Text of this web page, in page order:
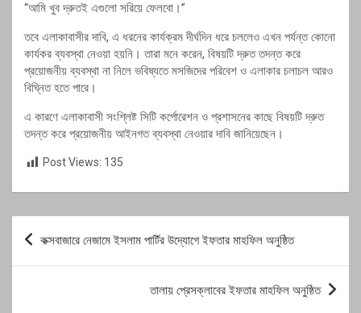
“আমি খুব দ্রুতই এগুলো সরিয়ে ফেলবো।”
তবে এলাকাবাসীর দাবি, এ ধরনের কার্যক্রম দীর্ঘদিন ধরে চললেও এখন পর্যন্ত কোনো
কার্যকর ব্যবস্থা নেওয়া হয়নি। তারা মনে করেন, বিষয়টি দ্রুত তদন্ত করে
প্রয়োজনীয় ব্যবস্থা না নিলে ভবিষ্যতে মসজিদের পরিবেশ ও এলাকার চলাচল আরও
বিঘ্নিত হতে পারে।
এ কারণে এলাকাবাসী সংশ্লিষ্ট সিটি কর্পোরেশন ও প্রশাসনের কাছে বিষয়টি দ্রুত
তদন্ত করে প্রয়োজনীয় আইনগত ব্যবস্থা নেওয়ার দাবি জানিয়েছেন।
Post Views: 135
Post
কক্সবাজারে নেজামে ইসলাম পার্টির উদ্যোগে ইফতার মাহফিল অনুষ্ঠিত
তালায় প্রেসক্লাবের ইফতার মাহফিল অনুষ্ঠিত